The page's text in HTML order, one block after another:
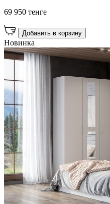
69 950 тенге
Добавить в корзину
Новинка